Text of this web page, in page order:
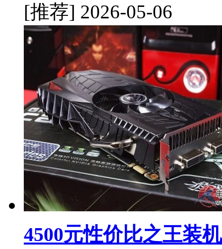
[推荐] 2026-05-06
4500元性价比之王装